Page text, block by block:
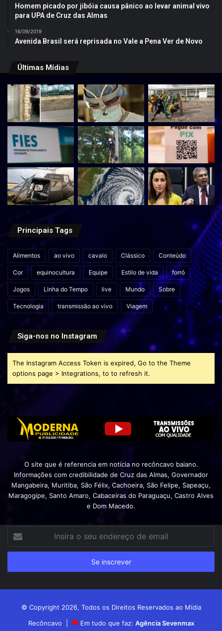
Homem picado por jibóia causa pânico ao levar animal vivo
para UPA de Cruz das Almas
16/09/2019
Avenida Brasil será reprisada no Vale a Pena Ver de Novo
Últimas Mídias
Principais Tags
Alimentos ao vivo cavalo Clássico Conteúdo
Cor equinocultura Equipe Estilo de vida forró
Jogos Linha do Tempo live Mundo Sobre
Tecnologia transmissão ao vivo Viagem
Siga-nos no Instagram
The Instagram Access Token is expired, Go to the Theme
options page > Integrations, to to refresh it.
O site que é referencia em notícia no recôncavo baiano.
Informações com credibilidade de Cruz das Almas, Governador
Mangabeira, Muritiba, São Félix, Cachoeira, São Felipe, Sapeaçu,
Maragogipe, Santo Amaro, Cabaceiras do Paraguaçu, Castro Alves
e Dom Macedo.
seu
de
© Copyright 2026, Todos os Direitos Reservados ao Mídia
Recôncavo |
Em tudo que faz: Agência Sevenmax